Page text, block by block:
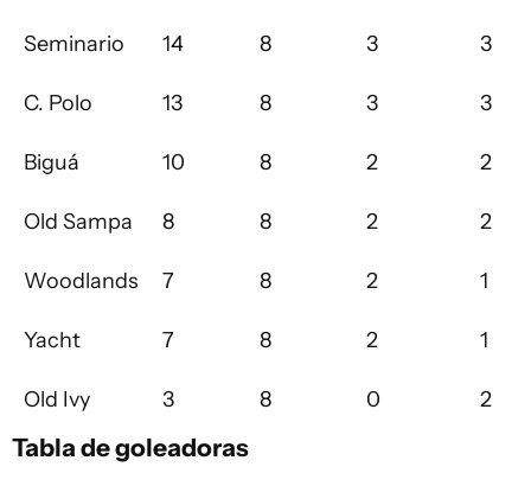
Seminario 14 8 3 3
C. Polo 13 8 3 3
Biguá 10 8 2 2
Old Sampa 8 8 2 2
Woodlands 7 8 2 1
Yacht 7 8 2 1
Old Ivy 3 8 0 2
Tabla de goleadoras